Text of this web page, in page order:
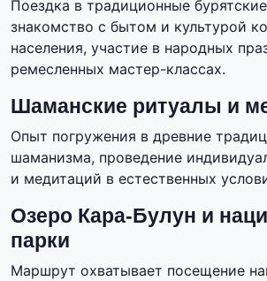
Поездка в традиционные
знакомство с бытом и культурой
населения, участие в народных
ремесленных мастер-классах.
Шаманские ритуалы и
Опыт погружения в древние
шаманизма, проведение
и медитаций в естественных
Озеро Кара-Булун и
парки
Маршрут охватывает посещение